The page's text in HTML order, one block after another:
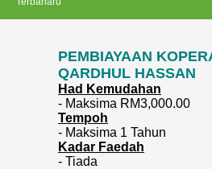
PEMBIAYAAN
QARDHUL HASSAN
Had Kemudahan
- Maksima RM3,000.00
Tempoh
- Maksima 1 Tahun
Kadar Faedah
- Tiada